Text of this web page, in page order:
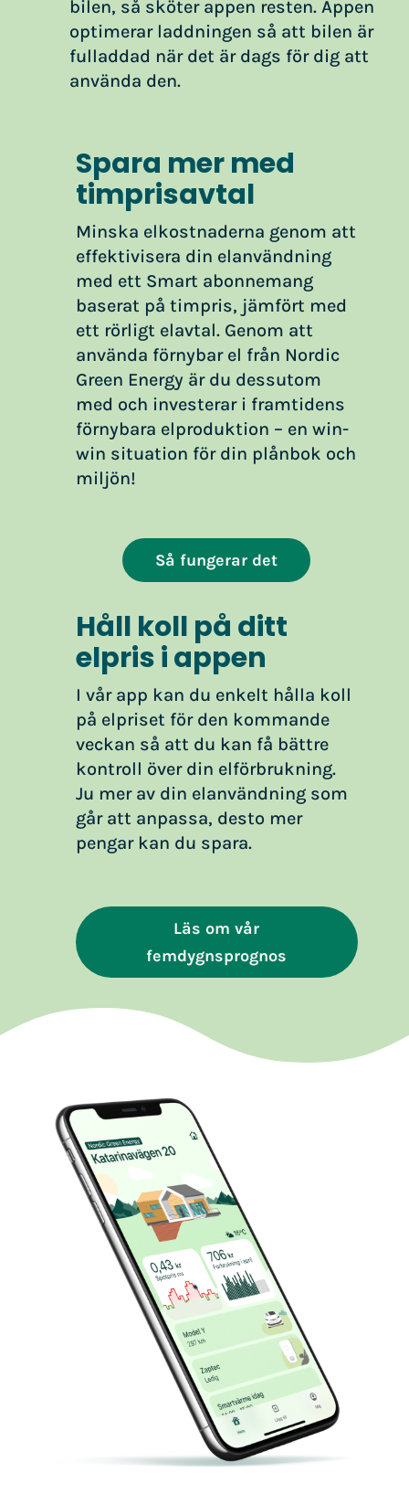
bilen, så sköter appen resten. Appen
optimerar laddningen så att bilen är
fulladdad när det är dags för dig att
använda den.
Spara mer med
timprisavtal
Minska elkostnaderna genom att
effektivisera din elanvändning
med ett Smart abonnemang
baserat på timpris, jämfört med
ett rörligt elavtal. Genom att
använda förnybar el från Nordic
Green Energy är du dessutom
med och investerar i framtidens
förnybara elproduktion – en win-
win situation för din plånbok och
miljön!
Så fungerar det
Håll koll på ditt
elpris i appen
I vår app kan du enkelt hålla koll
på elpriset för den kommande
veckan så att du kan få bättre
kontroll över din elförbrukning.
Ju mer av din elanvändning som
går att anpassa, desto mer
pengar kan du spara.
Läs om vår
femdygnsprognos